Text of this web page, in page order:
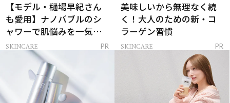
【モデル・樋場早紀さん
も愛用】ナノバブルのシ
ャワーで肌悩みを一気に
解決
SKINCARE PR
美味しいから無理なく続
く！大人のための新・コ
ラーゲン習慣
SKINCARE PR